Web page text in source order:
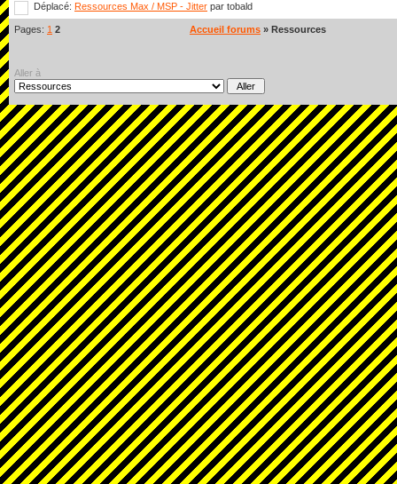
Déplacé: Ressources Max / MSP - Jitter par tobald
Pages: 1 2 Accueil forums » Ressources
Aller à